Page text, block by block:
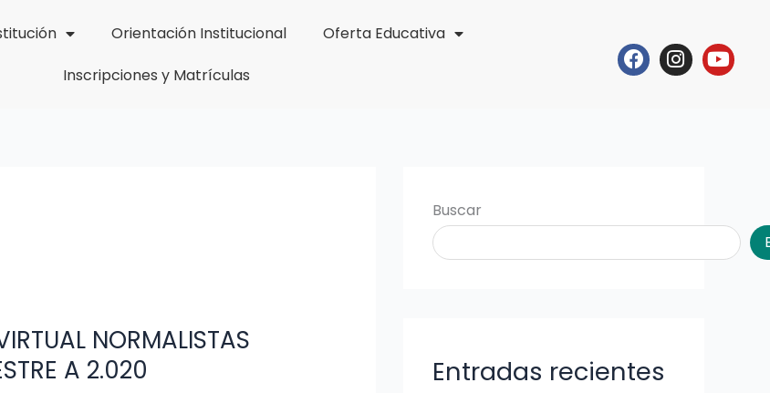
Orientación Institucional
Oferta Educativa
Inscripciones y Matrículas
Facebook
NORMALISTAS
A 2.020
Buscar
Entradas recientes